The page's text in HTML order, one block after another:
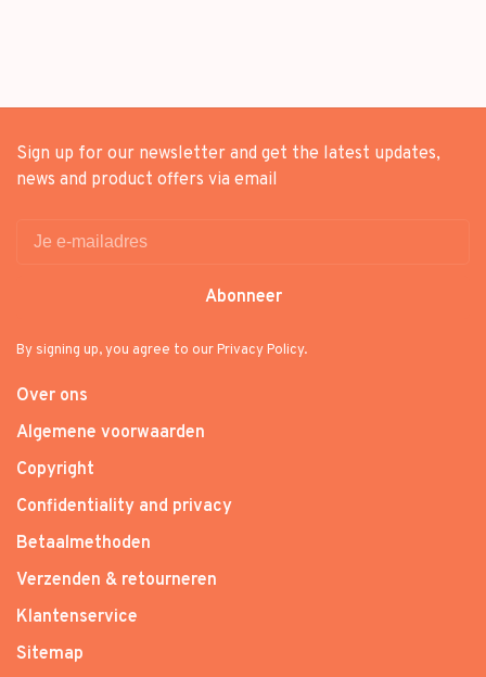
Sign up for our newsletter and get the latest updates,
news and product offers via email
Abonneer
By signing up, you agree to our Privacy Policy.
Over ons
Algemene voorwaarden
Copyright
Confidentiality and privacy
Betaalmethoden
Verzenden & retourneren
Klantenservice
Sitemap